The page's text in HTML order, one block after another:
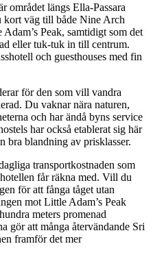
området längs Ella-Passara
kort väg till både Nine Arch
Peak, samtidigt som det
eller tuk-tuk in till centrum.
och guesthouses med fin
för den som vill vandra
Du vaknar nära naturen,
och har ändå byns service
har också etablerat sig här
bra blandning av prisklasser.
transportkostnaden som
får räkna med. Vill du
för att fånga tåget utan
mot Little Adam’s Peak
meters promenad
gör att många återvändande Sri
framför det mer